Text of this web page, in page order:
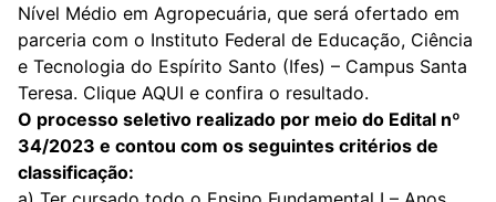
Nível Médio em Agropecuária, que será ofertado em
parceria com o Instituto Federal de Educação, Ciência
e Tecnologia do Espírito Santo (Ifes) – Campus Santa
Teresa. Clique AQUI e confira o resultado.
O processo seletivo realizado por meio do Edital nº
34/2023 e contou com os seguintes critérios de
classificação: